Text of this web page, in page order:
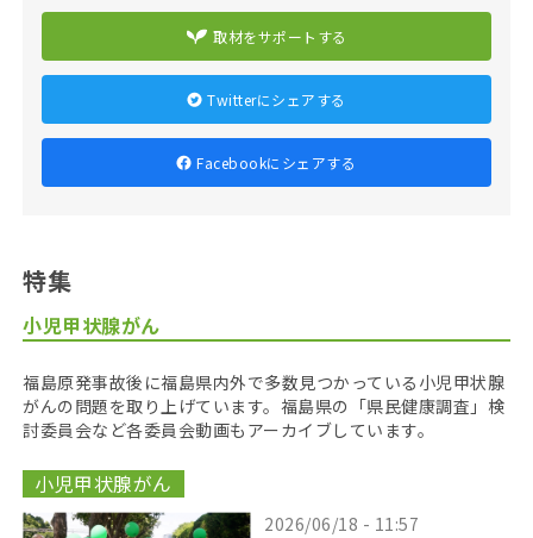
取材をサポートする
Twitterにシェアする
Facebookにシェアする
特集
小児甲状腺がん
福島原発事故後に福島県内外で多数見つかっている小児甲状腺
がんの問題を取り上げています。福島県の「県民健康調査」検
討委員会など各委員会動画もアーカイブしています。
小児甲状腺がん
2026/06/18 - 11:57